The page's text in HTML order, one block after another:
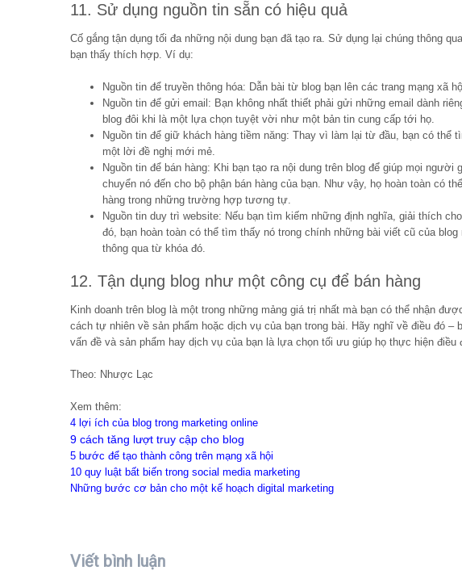
11. Sử dụng nguồn tin sẵn có hiệu quả
Cố gắng tận dụng tối đa những nội dung bạn đã tạo ra. Sử dụng lại chúng thông
bạn thấy thích hợp. Ví dụ:
Nguồn tin để truyền thông hóa: Dẫn bài từ blog bạn lên các trang mạng xã
Nguồn tin để gửi email: Bạn không nhất thiết phải gửi những email dành
blog đôi khi là một lựa chọn tuyệt vời như một bản tin cung cấp tới họ.
Nguồn tin để giữ khách hàng tiềm năng: Thay vì làm lại từ đầu, bạn có thể
một lời đề nghị mới mẻ.
Nguồn tin để bán hàng: Khi bạn tạo ra nội dung trên blog để giúp mọi
chuyển nó đến cho bộ phận bán hàng của bạn. Như vậy, họ hoàn toàn có
hàng trong những trường hợp tương tự.
Nguồn tin duy trì website: Nếu bạn tìm kiếm những định nghĩa, giải thích
đó, bạn hoàn toàn có thể tìm thấy nó trong chính những bài viết cũ của
thông qua từ khóa đó.
12. Tận dụng blog như một công cụ để bán hàng
Kinh doanh trên blog là một trong những mảng giá trị nhất mà bạn có thể nhận
cách tự nhiên về sản phẩm hoặc dịch vụ của bạn trong bài. Hãy nghĩ về điều đó –
vấn đề và sản phẩm hay dịch vụ của bạn là lựa chọn tối ưu giúp họ thực hiện điều
Theo: Nhược Lạc
Xem thêm:
4 lợi ích của blog trong marketing online
9 cách tăng lượt truy cập cho blog
5 bước để tạo thành công trên mạng xã hội
10 quy luật bất biến trong social media marketing
Những bước cơ bản cho một kế hoạch digital marketing
Viết bình luận